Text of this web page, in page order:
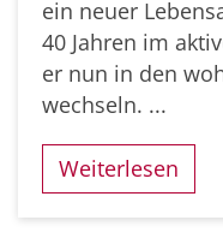
ein neuer
40 Jahren im
er nun in den
wechseln. ...
Weiterlesen